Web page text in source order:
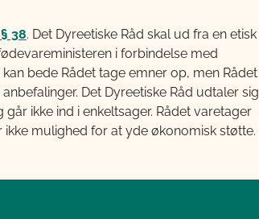
38. Det Dyreetiske Råd skal ud fra en etisk
i forbindelse med
bede Rådet tage emner op, men Rådet
Det Dyreetiske Råd udtaler sig
ikke ind i enkeltsager. Rådet varetager
mulighed for at yde økonomisk støtte.